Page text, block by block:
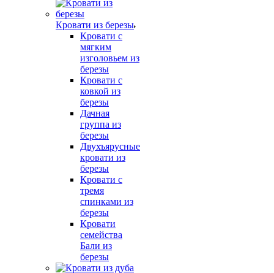
Кровати из березы
Кровати с
мягким
изголовьем из
березы
Кровати с
ковкой из
березы
Дачная
группа из
березы
Двухъярусные
кровати из
березы
Кровати с
тремя
спинками из
березы
Кровати
семейства
Бали из
березы